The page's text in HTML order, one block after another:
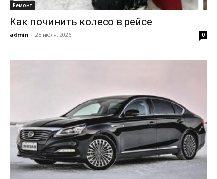
Ремонт
Как починить колесо в рейсе
admin - 25 июля, 2026 0